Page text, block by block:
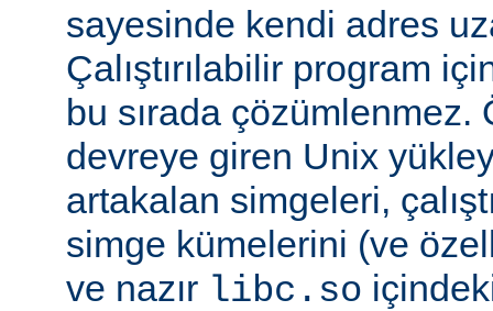
sayesinde kendi adres
Çalıştırılabilir program
bu sırada
devreye giren Unix
artakalan simgeleri,
simge kümelerini (ve
ve nazır libc.so